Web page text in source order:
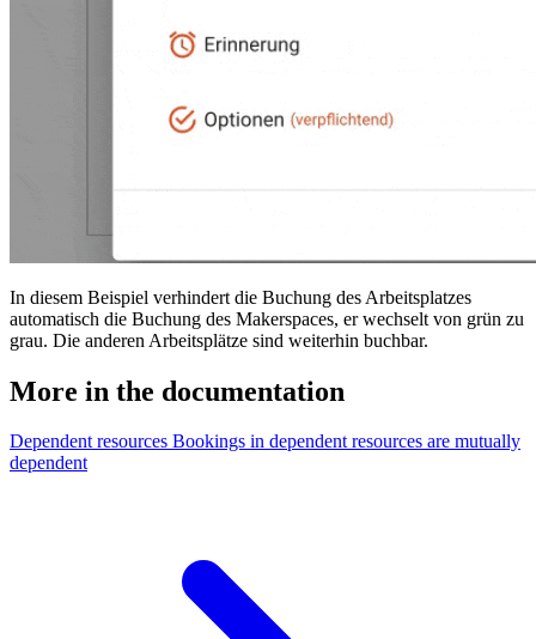
In diesem Beispiel verhindert die Buchung des Arbeitsplatzes
automatisch die Buchung des Makerspaces, er wechselt von grün zu
grau. Die anderen Arbeitsplätze sind weiterhin buchbar.
More in the documentation
Dependent resources Bookings in dependent resources are mutually
dependent